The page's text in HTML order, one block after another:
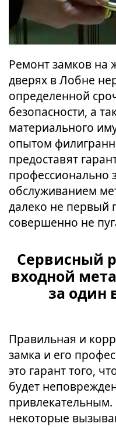
Ремонт замков на
дверях в Лобне
определенной
безопасности, а
материального
опытом
предоставят
профессионально
обслуживанием
далеко не первый
совершенно не
Сервисный
входной
за один
Правильная и
замка и его
это гарант того,
будет
некоторые